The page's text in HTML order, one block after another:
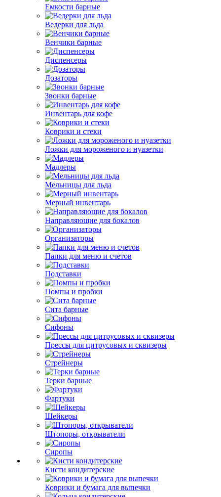
Емкости барные
Ведерки для льда
Венчики барные
Диспенсеры
Дозаторы
Звонки барные
Инвентарь для кофе
Коврики и стеки
Ложки для мороженого и нуазетки
Мадлеры
Мельницы для льда
Мерный инвентарь
Направляющие для бокалов
Организаторы
Папки для меню и счетов
Подставки
Помпы и пробки
Сита барные
Сифоны
Прессы для цитрусовых и сквизеры
Стрейнеры
Терки барные
Фартуки
Шейкеры
Штопоры, открыватели
Сиропы
Кисти кондитерские
Коврики и бумага для выпечки